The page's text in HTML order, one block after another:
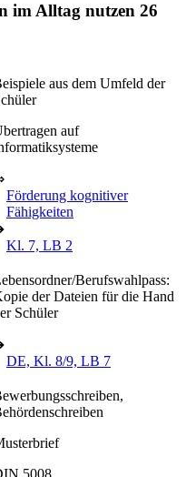
im Alltag nutzen 26
aus dem Umfeld der
auf
Förderung kognitiver
Fähigkeiten
Kl. 7, LB 2
Berufswahlpass:
der Dateien für die Hand
Schüler
DE, Kl. 8/9, LB 7
5008